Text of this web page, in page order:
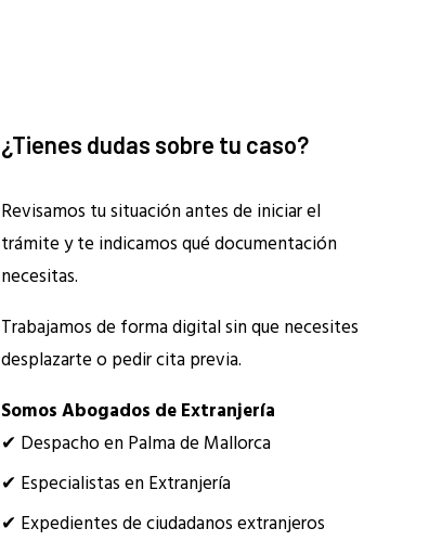
¿Tienes dudas sobre tu caso?
Revisamos tu situación antes de iniciar el
trámite y te indicamos qué documentación
necesitas.
Trabajamos de forma digital sin que necesites
desplazarte o pedir cita previa.
Somos Abogados de Extranjería
✔ Despacho en Palma de Mallorca
✔ Especialistas en Extranjería
✔ Expedientes de ciudadanos extranjeros